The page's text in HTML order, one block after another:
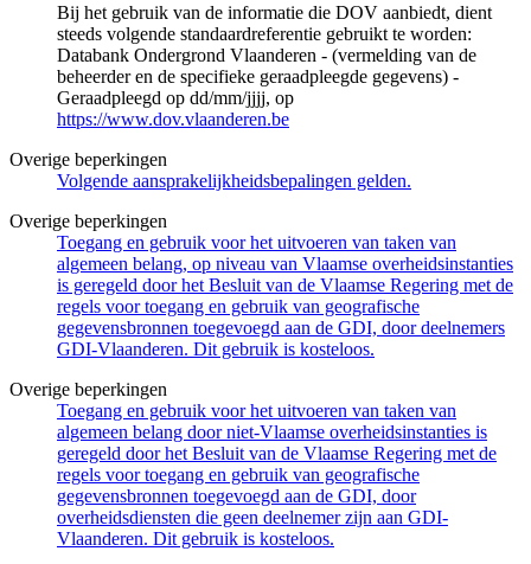
Bij het gebruik van de informatie die DOV aanbiedt, dient
steeds volgende standaardreferentie gebruikt te worden:
Databank Ondergrond Vlaanderen - (vermelding van de
beheerder en de specifieke geraadpleegde gegevens) -
Geraadpleegd op dd/mm/jjjj, op
https://www.dov.vlaanderen.be
Overige beperkingen
Volgende aansprakelijkheidsbepalingen gelden.
Overige beperkingen
Toegang en gebruik voor het uitvoeren van taken van
algemeen belang, op niveau van Vlaamse overheidsinstanties
is geregeld door het Besluit van de Vlaamse Regering met de
regels voor toegang en gebruik van geografische
gegevensbronnen toegevoegd aan de GDI, door deelnemers
GDI-Vlaanderen. Dit gebruik is kosteloos.
Overige beperkingen
Toegang en gebruik voor het uitvoeren van taken van
algemeen belang door niet-Vlaamse overheidsinstanties is
geregeld door het Besluit van de Vlaamse Regering met de
regels voor toegang en gebruik van geografische
gegevensbronnen toegevoegd aan de GDI, door
overheidsdiensten die geen deelnemer zijn aan GDI-
Vlaanderen. Dit gebruik is kosteloos.